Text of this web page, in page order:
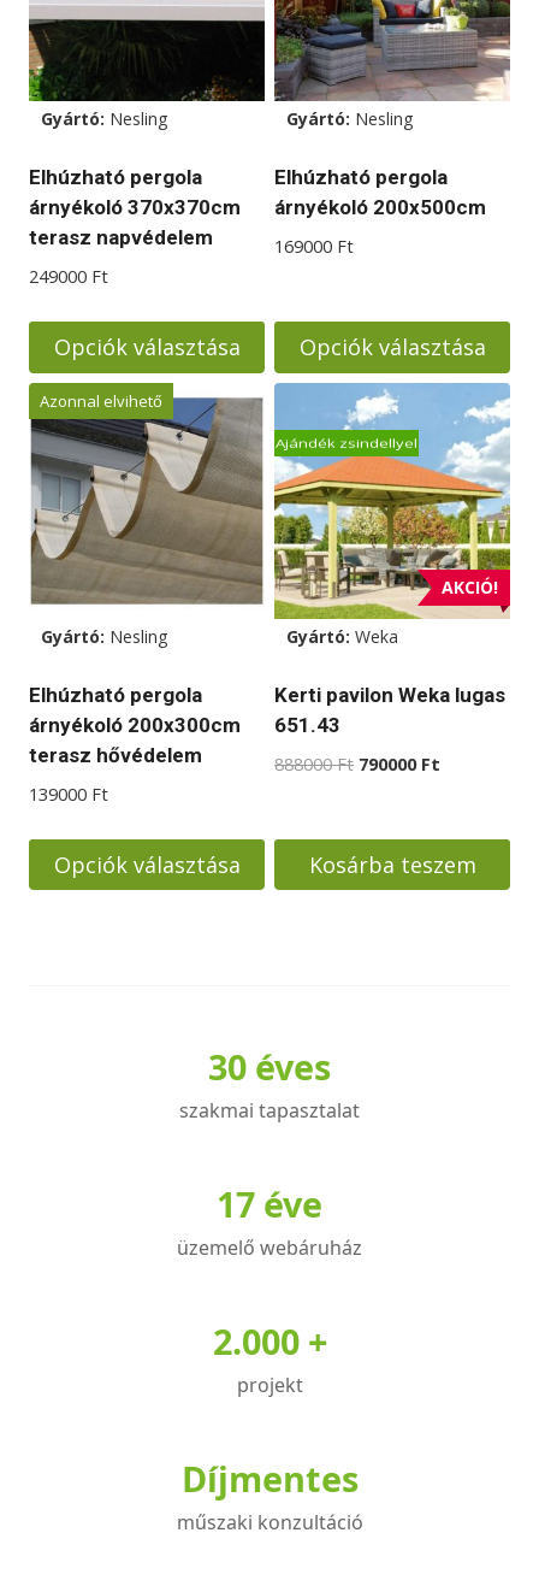
változatok
a
termékoldalon
választhatók
változatok
a
termékoldalon
választhatók
Gyártó: Nesling
Elhúzható pergola
árnyékoló 370x370cm
terasz napvédelem
249000 Ft
Opciók választása
Ennek
a
terméknek
több
variációja
van.
A
termékoldalon
választhatók
ki
Gyártó: Nesling
Elhúzható pergola
árnyékoló 200x500cm
169000 Ft
Opciók választása
Ennek
terméknek
több
variációja
van.
A
változatok
termékoldalon
választhatók
Azonnal elvihető
Gyártó: Nesling
Elhúzható pergola
árnyékoló 200x300cm
terasz hővédelem
139000 Ft
Opciók választása
Ajándék zsindellyel
AKCIÓ!
Gyártó: Weka
Kerti pavilon Weka lugas
651.43
888000Ft Original
888000 Ft.
790000 Ft
790000 Ft.
Kosárba teszem
30 éves
szakmai tapasztalat
17 éve
üzemelő webáruház
2.000 +
projekt
Díjmentes
műszaki konzultáció